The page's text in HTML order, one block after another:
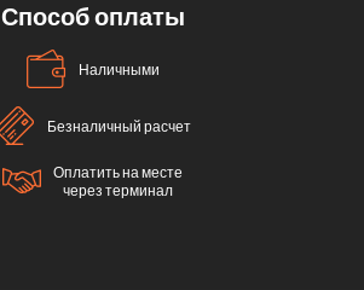
Способ оплаты
Наличными
Безналичный расчет
Оплатить на месте
через терминал